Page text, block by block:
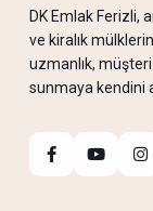
DK Emlak Ferizli,
ve kiralık
uzmanlık,
sunmaya kendini